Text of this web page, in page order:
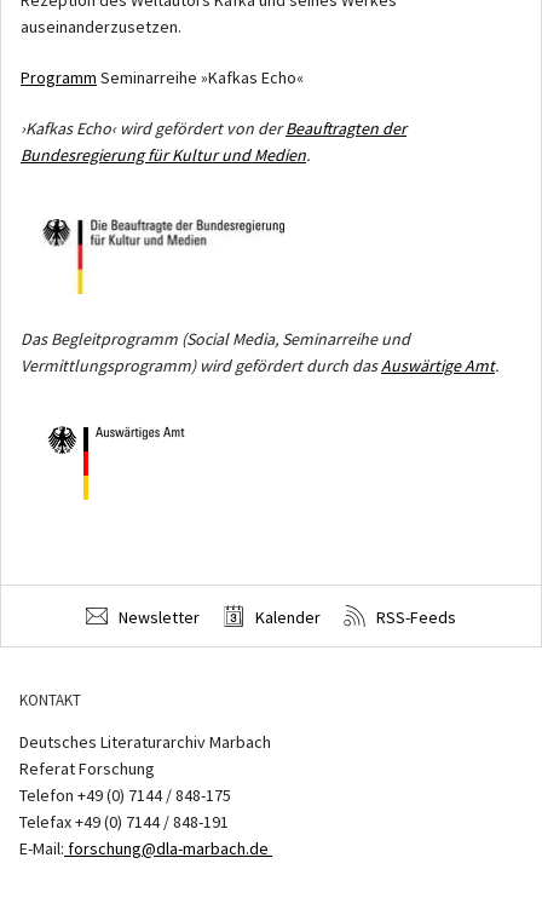
auseinanderzusetzen.
Programm Seminarreihe »Kafkas Echo«
›Kafkas Echo‹ wird gefördert von derBeauftragten der
Bundesregierung für Kultur und Medien.
Das Begleitprogramm (Social Media, Seminarreihe und
Vermittlungsprogramm) wird gefördert durch dasAuswärtige Amt.
Newsletter Kalender RSS-Feeds
KONTAKT
Deutsches Literaturarchiv Marbach
Referat Forschung
Telefon +49 (0) 7144 / 848-175
Telefax +49 (0) 7144 / 848-191
E-Mail: forschung@dla-marbach.de